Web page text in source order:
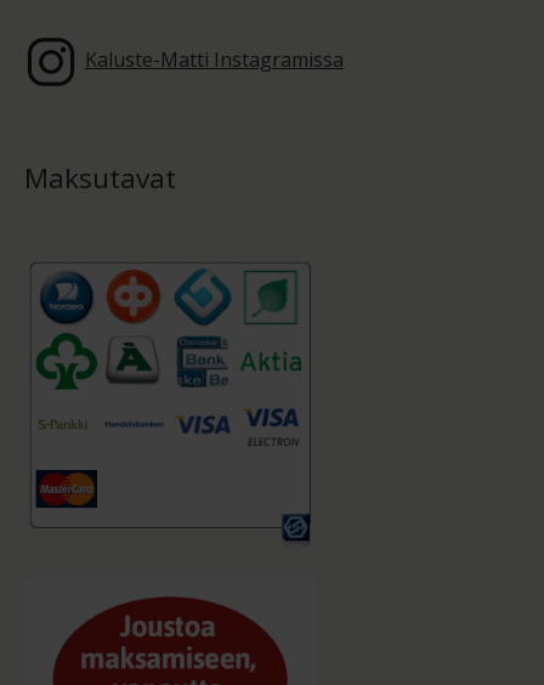
Kaluste-Matti Instagramissa
Maksutavat